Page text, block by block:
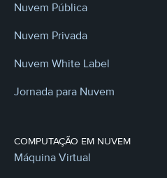
Nuvem Pública
Nuvem Privada
Nuvem White Label
Jornada para Nuvem
COMPUTAÇÃO EM NUVEM
Máquina Virtual